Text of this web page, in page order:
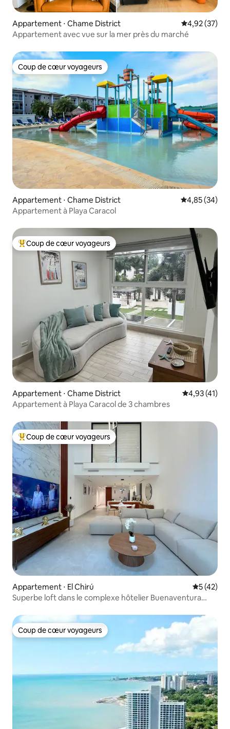
Appartement ⋅ Chame District Évaluation
4,92 (37)
Appartement avec vue sur la mer près du marché
Coup de cœur voyageurs
Coup de cœur voyageurs
Appartement ⋅ Chame District Évaluation
4,85 (34)
Appartement à Playa Caracol
Coups de cœur voyageurs les plus appréciés
Coup de cœur voyageurs
Appartement ⋅ Chame District Évaluation
4,93 (41)
Appartement à Playa Caracol de 3 chambres
Coups de cœur voyageurs les plus appréciés
Coup de cœur voyageurs
Appartement ⋅ El Chirú
5 (42)
Superbe loft dans le complexe hôtelier Buenaventura
Coup de cœur voyageurs
Coup de cœur voyageurs